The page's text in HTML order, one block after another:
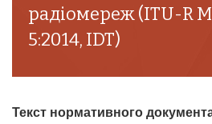
радіомереж (ITU-R
5:2014, IDT)
Текст нормативного